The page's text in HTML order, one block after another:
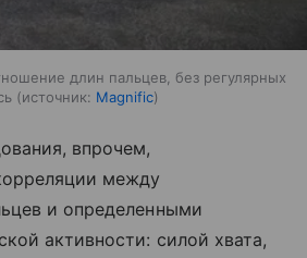
длин пальцев, без регулярных
источник: Magnific
впрочем,
между
и определенными
активности: силой хвата,